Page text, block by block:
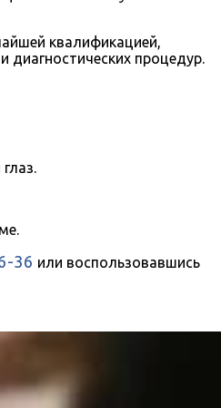
квалификацией,
процедур.
36 или воспользовавшись